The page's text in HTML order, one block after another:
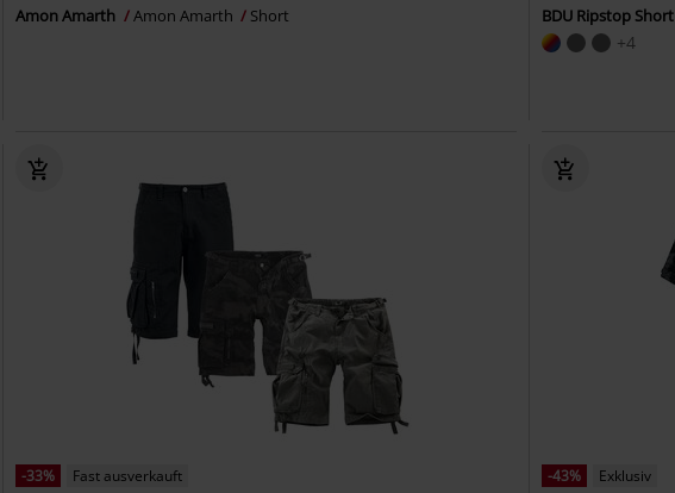
Amon Amarth Amon Amarth Short BDU Ripstop Short
+4
-33%
Fast ausverkauft
-43%
Exklusiv